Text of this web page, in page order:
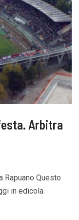
Arbitra
Rapuano Questo
in edicola.